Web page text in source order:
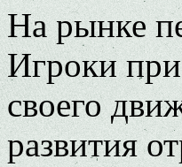
На рынке
Игроки
своего
развития